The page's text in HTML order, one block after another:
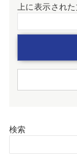
上に表示された
検索